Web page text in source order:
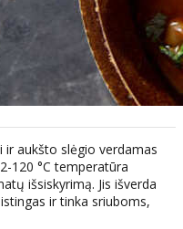
aukšto slėgio verdamas
120 °C temperatūra
išsiskyrimą. Jis išverda
ir tinka sriuboms,